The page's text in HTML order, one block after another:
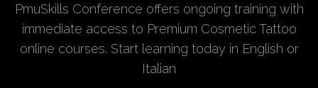
PmuSkills Conference offers ongoing training with
immediate access to Premium Cosmetic Tattoo
online courses. Start learning today in English or
Italian